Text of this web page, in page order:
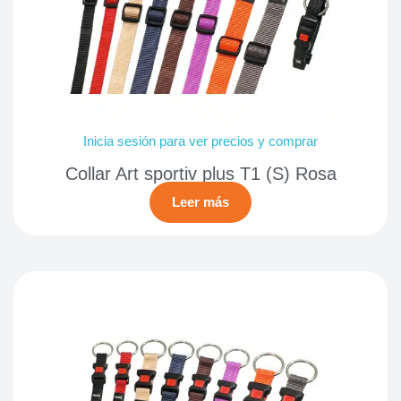
Inicia sesión para ver precios y comprar
Collar Art sportiv plus T1 (S) Rosa
Leer más